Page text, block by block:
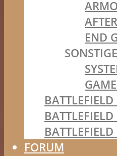
END
BATTLEFIELD
FORUM